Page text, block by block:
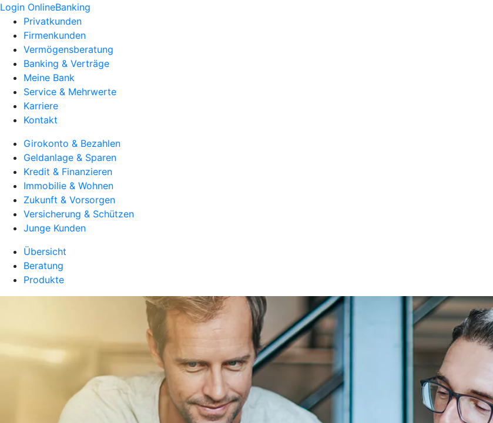
Login OnlineBanking
Privatkunden
Firmenkunden
Vermögensberatung
Banking & Verträge
Meine Bank
Service & Mehrwerte
Karriere
Kontakt
Girokonto & Bezahlen
Geldanlage & Sparen
Kredit & Finanzieren
Immobilie & Wohnen
Zukunft & Vorsorgen
Versicherung & Schützen
Junge Kunden
Übersicht
Beratung
Produkte